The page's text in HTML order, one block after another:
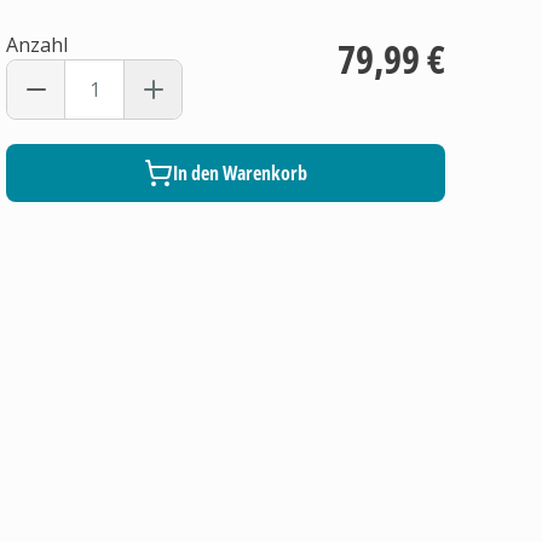
Anzahl 79,99 €
In den Warenkorb